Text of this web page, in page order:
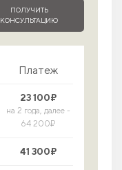
ПОЛУЧИТЬ
КОНСУЛЬТАЦИЮ
Платеж
23 100₽
на 2 года, далее -
64 200₽
41 300₽